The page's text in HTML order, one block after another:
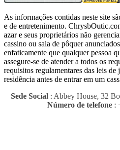
As informações contidas neste site
e de entretenimento.
azar e seus proprietários não
cassino ou sala de pôquer
enfaticamente que qualquer pessoa
assegure-se de atender a todos os
requisitos regulamentares das leis de
residência antes de entrar em um
Sede Social: Abbey House, 32
Número de telefone: